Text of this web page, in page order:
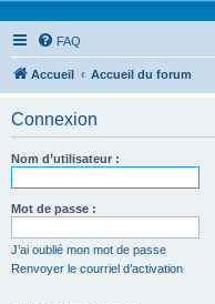
FAQ
Accueil Accueil du forum
Connexion
Nom d’utilisateur :
Mot de passe :
J’ai oublié mon mot de passe
Renvoyer le courriel d’activation